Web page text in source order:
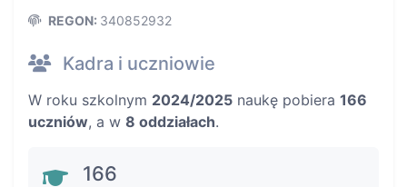
REGON: 340852932
Kadra i uczniowie
W roku szkolnym 2024/2025 naukę pobiera 166
uczniów, a w 8 oddziałach.
166